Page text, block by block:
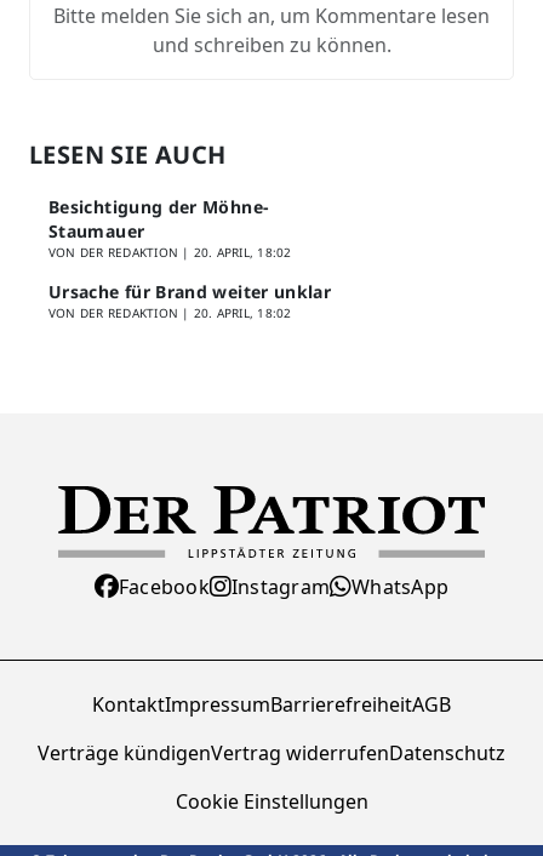
Bitte melden Sie sich an, um Kommentare lesen
und schreiben zu können.
LESEN SIE AUCH
Besichtigung der Möhne-
Staumauer
VON DER REDAKTION | 20. APRIL, 18:02
Ursache für Brand weiter unklar
VON DER REDAKTION | 20. APRIL, 18:02
Facebook Instagram WhatsApp
KontaktImpressumBarrierefreiheitAGB
Verträge kündigenVertrag widerrufenDatenschutz
Cookie Einstellungen